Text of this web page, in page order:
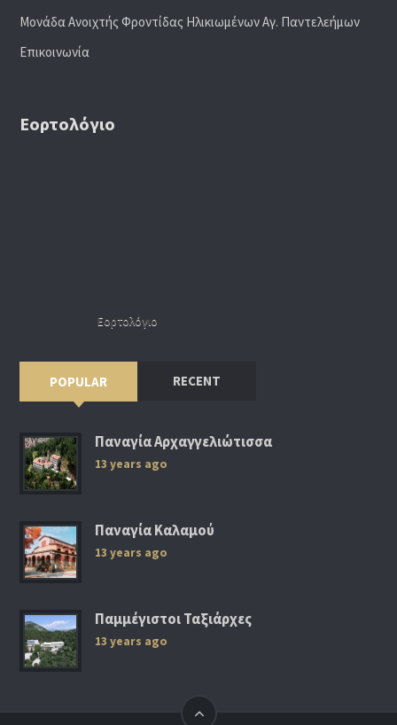
Μονάδα Ανοιχτής Φροντίδας Ηλικιωμένων Αγ. Παντελεήμων
Επικοινωνία
Εορτολόγιο
Εορτολόγιο
POPULAR RECENT
Παναγία Αρχαγγελιώτισσα
13 years ago
Παναγία Καλαμού
13 years ago
Παμμέγιστοι Ταξιάρχες
13 years ago